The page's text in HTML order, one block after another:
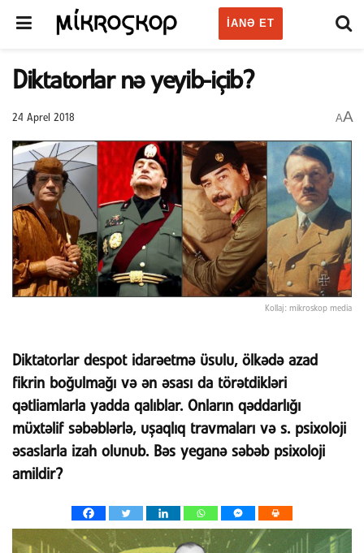
IANƏ ET
Diktatorlar nə yeyib-içib?
24 Aprel 2018 AA
Kollaj: mikroskop media
Diktatorlar despot idarəetmə üsulu, ölkədə azad
fikrin boğulmağı və ən əsası da törətdikləri
qətliamlarla yadda qalıblar. Onların qəddarlığı
müxtəlif səbəblərlə, uşaqlıq travmaları və s. psixoloji
əsaslarla izah olunub. Bəs yeganə səbəb psixoloji
amildir?